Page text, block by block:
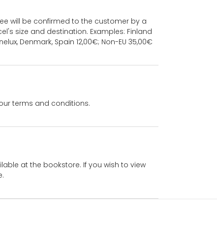
will be confirmed to the customer by a
size and destination. Examples: Finland
Denmark, Spain 12,00€; Non-EU 35,00€
terms and conditions.
at the bookstore. If you wish to view